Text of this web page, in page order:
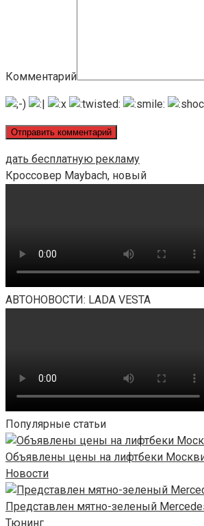
Комментарий
дать бесплатную рекламу
Кроссовер Maybach, новый
АВТОНОВОСТИ: LADA VESTA
Популярные статьи
Объявлены цены на лифтбеки
Новости
Представлен мятно-зеленый
Тюнинг